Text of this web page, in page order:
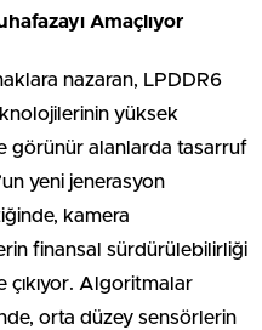
Amaçlıyor
nazaran, LPDDR6
yüksek
görünür alanlarda tasarruf
yeni jenerasyon
kamera
finansal sürdürülebilirliği
çıkıyor. Algoritmalar
orta düzey sensörlerin